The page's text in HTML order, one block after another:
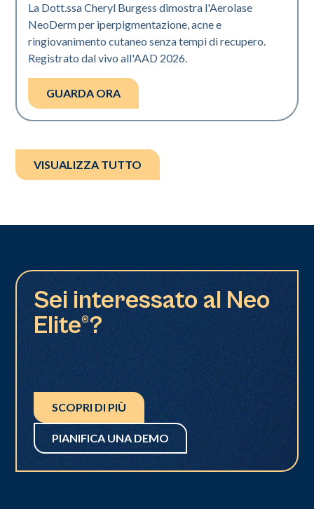
La Dott.ssa Cheryl Burgess dimostra l'Aerolase
NeoDerm per iperpigmentazione, acne e
ringiovanimento cutaneo senza tempi di recupero.
Registrato dal vivo all'AAD 2026.
GUARDA ORA
VISUALIZZA TUTTO
Sei interessato al Neo
Elite®?
SCOPRI DI PIÙ
PIANIFICA UNA DEMO